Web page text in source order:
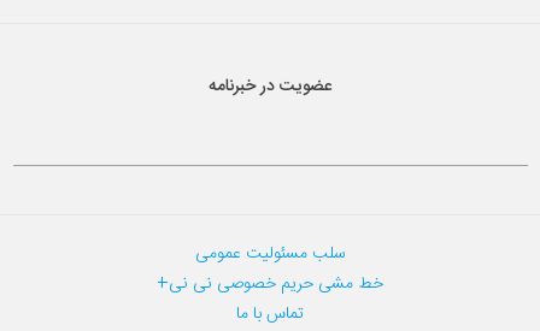
عضویت در خبرنامه
سلب مسئولیت عمومی
خط مشی حریم خصوصی نی نی+
تماس با ما